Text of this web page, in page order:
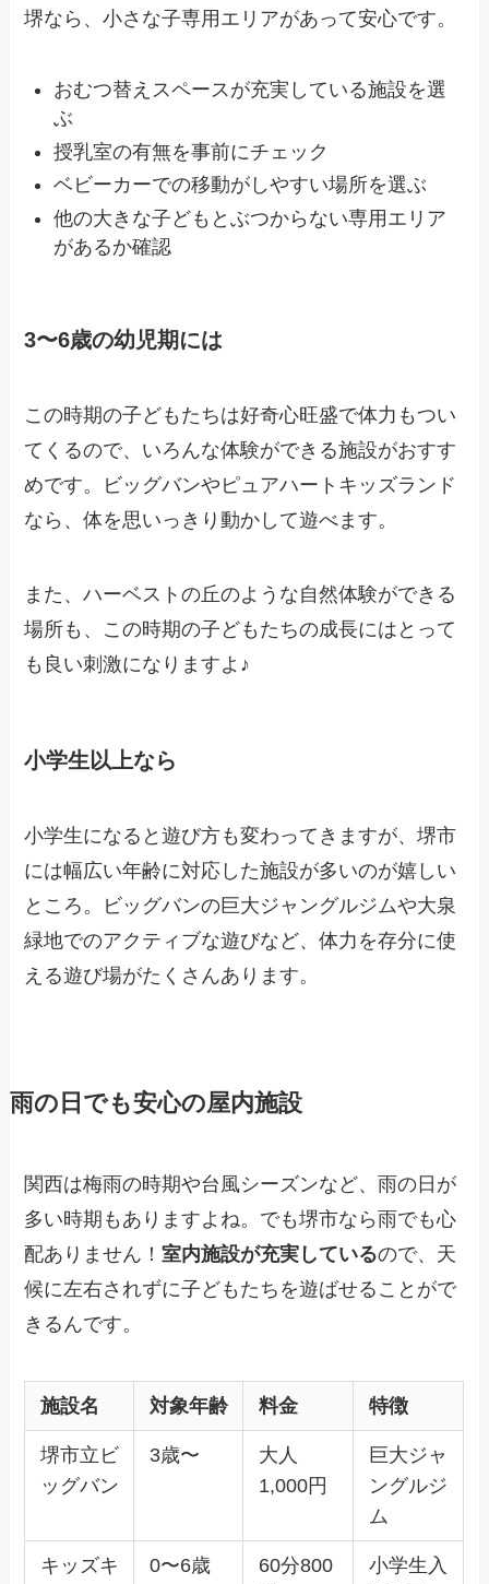
堺なら、小さな子専用エリアがあって安心です。
おむつ替えスペースが充実している施設を選
ぶ
授乳室の有無を事前にチェック
ベビーカーでの移動がしやすい場所を選ぶ
他の大きな子どもとぶつからない専用エリア
があるか確認
3〜6歳の幼児期には
この時期の子どもたちは好奇心旺盛で体力もつい
てくるので、いろんな体験ができる施設がおすす
めです。ビッグバンやピュアハートキッズランド
なら、体を思いっきり動かして遊べます。
また、ハーベストの丘のような自然体験ができる
場所も、この時期の子どもたちの成長にはとって
も良い刺激になりますよ♪
小学生以上なら
小学生になると遊び方も変わってきますが、堺市
には幅広い年齢に対応した施設が多いのが嬉しい
ところ。ビッグバンの巨大ジャングルジムや大泉
緑地でのアクティブな遊びなど、体力を存分に使
える遊び場がたくさんあります。
雨の日でも安心の屋内施設
関西は梅雨の時期や台風シーズンなど、雨の日が
多い時期もありますよね。でも堺市なら雨でも心
配ありません！室内施設が充実しているので、天
候に左右されずに子どもたちを遊ばせることがで
きるんです。
施設名 対象年齢 料金 特徴
堺市立ビ
ッグバン
3歳〜
大人
1,000円
巨大ジャ
ングルジ
ム
キッズキ
0〜6歳
60分800
小学生入